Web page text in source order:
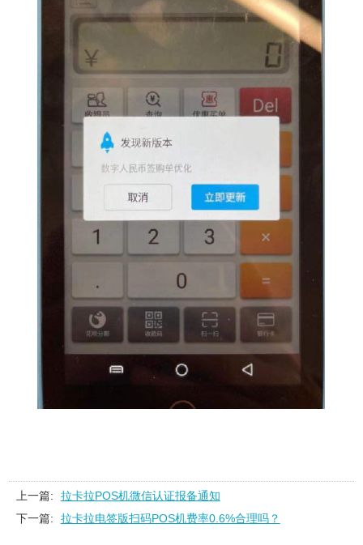
上一篇:
拉卡拉POS机微信认证报备通知
下一篇:
拉卡拉电签版扫码POS机费率0.6%合理吗？